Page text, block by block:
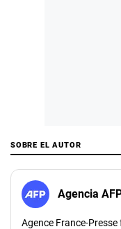
SOBRE EL AUTOR
Agencia
Agence France-